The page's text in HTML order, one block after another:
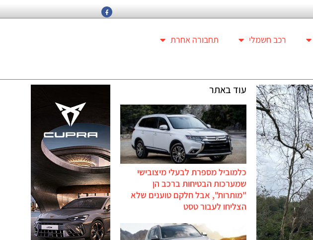
רכב חשמלי
תחבורה אחרת
עוד באתר
כלמוביל מספרת לבעלי מיצובישי
שמערכות הבטיחות ברכב הן
"מותרות", אבל חלקם טוענים שלא
הצליחו לעבור טסט